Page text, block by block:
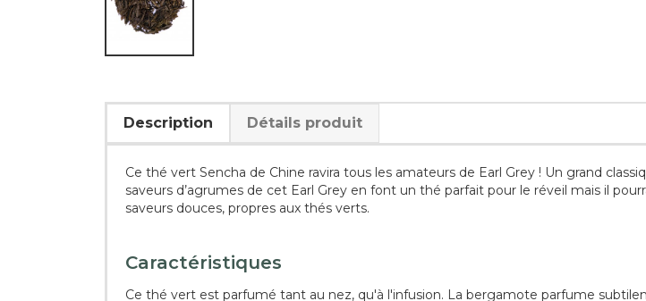
Description Détails produit
Ce thé vert Sencha de Chine ravira tous les amateurs de Earl Grey ! Un grand
saveurs d’agrumes de cet Earl Grey en font un thé parfait pour le réveil mais il
saveurs douces, propres aux thés verts.
Caractéristiques
Ce thé vert est parfumé tant au nez, qu'à l'infusion. La bergamote parfume